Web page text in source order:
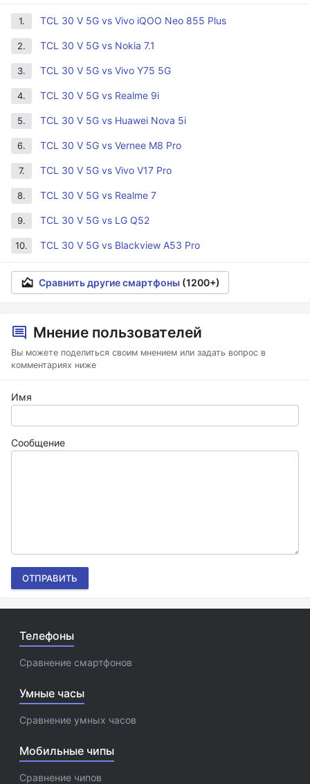
1. TCL 30 V 5G vs Vivo iQOO Neo 855 Plus
2. TCL 30 V 5G vs Nokia 7.1
3. TCL 30 V 5G vs Vivo Y75 5G
4. TCL 30 V 5G vs Realme 9i
5. TCL 30 V 5G vs Huawei Nova 5i
6. TCL 30 V 5G vs Vernee M8 Pro
7. TCL 30 V 5G vs Vivo V17 Pro
8. TCL 30 V 5G vs Realme 7
9. TCL 30 V 5G vs LG Q52
10. TCL 30 V 5G vs Blackview A53 Pro
Сравнить другие смартфоны (1200+)
Мнение пользователей
Вы можете поделиться своим мнением или задать вопрос в
комментариях ниже
Имя
Сообщение
ОТПРАВИТЬ
Телефоны
Сравнение смартфонов
Умные часы
Сравнение умных часов
Мобильные чипы
Сравнение чипов